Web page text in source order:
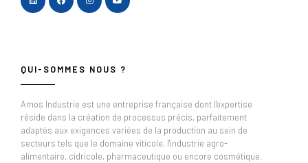
QUI-SOMMES NOUS ?
Amos Industrie est une entreprise française dont l'expertise
réside dans la création de processus précis, parfaitement
adaptés aux exigences variées de la production au sein de
secteurs tels que le domaine viticole, l'industrie agro-
alimentaire, cidricole, pharmaceutique ou encore cosmétique.